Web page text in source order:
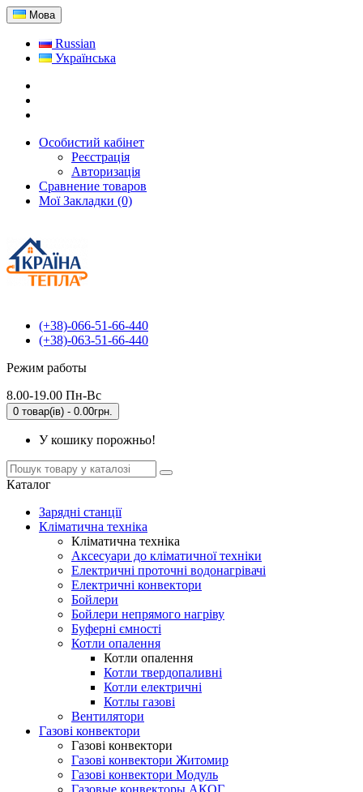
Мова
Russian
Українська
Особистий кабінет
Реєстрація
Авторизація
Сравнение товаров
Мої Закладки (0)
(+38)-066-51-66-440
(+38)-063-51-66-440
Режим работы
8.00-19.00 Пн-Вс
0 товар(ів) - 0.00грн.
У кошику порожньо!
Каталог
Зарядні станції
Кліматична техніка
Кліматична техніка
Аксесуари до кліматичної техніки
Електричні проточні водонагрівачі
Електричні конвектори
Бойлери
Бойлери непрямого нагріву
Буферні ємності
Котли опалення
Котли опалення
Котли твердопаливні
Котли електричні
Котлы газові
Вентилятори
Газові конвектори
Газові конвектори
Газові конвектори Житомир
Газові конвектори Модуль
Газовые конвекторы АКОГ